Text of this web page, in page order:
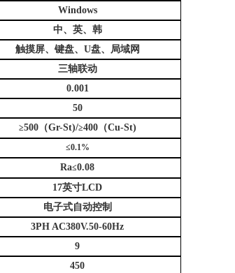
Windows
中、英、韩
触摸屏、键盘、U盘、局域网
三轴联动
0.001
50
≥500（Gr-St)/≥400（Cu-St)
≤0.1%
Ra≤0.08
17英寸LCD
电子式自动控制
3PH AC380V.50-60Hz
9
450